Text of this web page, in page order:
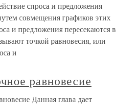
спроса и предложения
совмещения графиков этих
и предложения пересекаются в
точкой равновесия, или
и
равновесие
Данная глава дает